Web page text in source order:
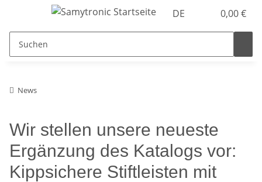
DE 0,00 €
News
Wir stellen unsere neueste
Ergänzung des Katalogs vor:
Kippsichere Stiftleisten mit